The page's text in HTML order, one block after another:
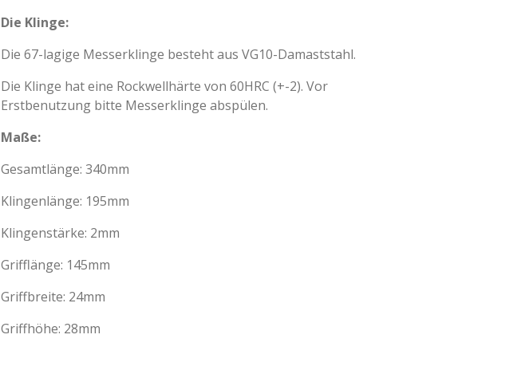
Die Klinge:
Die 67-lagige Messerklinge besteht aus VG10-Damaststahl.
Die Klinge hat eine Rockwellhärte von 60HRC (+-2). Vor
Erstbenutzung bitte Messerklinge abspülen.
Maße:
Gesamtlänge: 340mm
Klingenlänge: 195mm
Klingenstärke: 2mm
Grifflänge: 145mm
Griffbreite: 24mm
Griffhöhe: 28mm